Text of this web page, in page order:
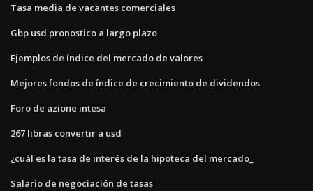
Tasa media de vacantes comerciales
Gbp usd pronostico a largo plazo
Ejemplos de índice del mercado de valores
Mejores fondos de índice de crecimiento de dividendos
Foro de azione intesa
267 libras convertir a usd
¿cuál es la tasa de interés de la hipoteca del mercado_
Salario de negociación de tasas